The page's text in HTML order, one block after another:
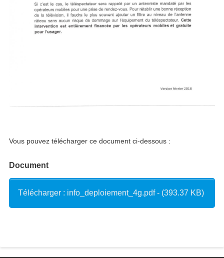
Vous pouvez télécharger ce document ci-dessous :
Document
Télécharger : info_deploiement_4g.pdf - (393.37 KB)